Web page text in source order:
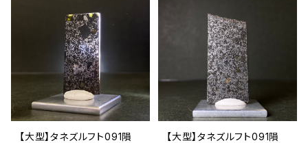
【大型】タネズルフト091隕
【大型】タネズルフト091隕